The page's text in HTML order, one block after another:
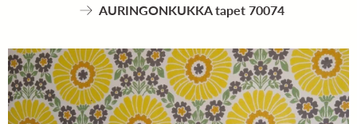
AURINGONKUKKA tapet 70074